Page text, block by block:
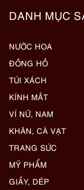
DANH MỤC
NƯỚC HOA
ĐỒNG HỒ
TÚI XÁCH
KÍNH MẮT
VÍ NỮ, NAM
KHĂN, CÀ VẠT
TRANG SỨC
MỸ PHẨM
GIẦY, DÉP